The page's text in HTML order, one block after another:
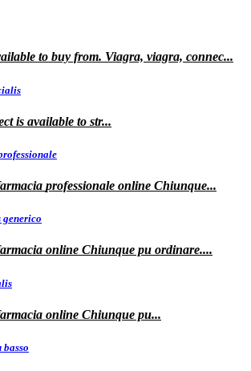
to buy from. Viagra, viagra, connec...
is available to str...
professionale online Chiunque...
online Chiunque pu ordinare....
online Chiunque pu...